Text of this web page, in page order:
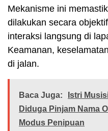
Mekanisme ini
dilakukan secara
interaksi langsung di
Keamanan,
di jalan.
Baca Juga:
Istri
Diduga Pinjam Nama
Modus Penipuan